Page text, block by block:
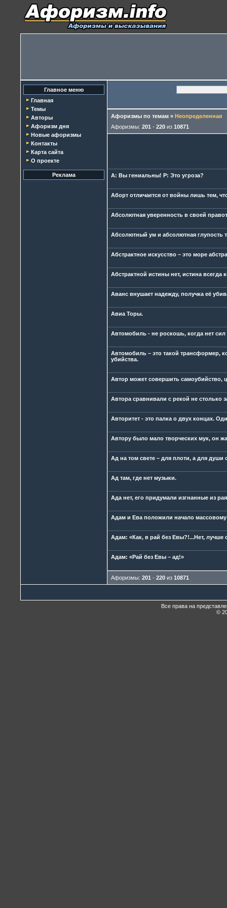
Главное меню
Главная
Темы
Авторы
Афоризм дня
Новые афоризмы
Контакты
Карта сайта
О проекте
Реклама
Афоризмы по темам » Неопределенная
Афоризмы: 201 - 220 из 10871
А: Вы гениальны! Р: Это угроза?
Аборт отличается от войны лишь тем,
Абсолютная уверенность в своей
Абсолютный ум и абсолютная глупость
Абстрактное искусство – это море
Абстрактной истины нет, истина всегда
Аванс внушает надежду, получка её
Авиа Торы.
Автомобиль - не роскошь, когда нет
Автомобиль – это такой трансформер,
убийства.
Автор может совершить самоубийство,
Автора сравнивали с рекой не столько
Авторитет - это палка о двух концах.
Автору было мало творческих мук, он
Ад на том свете – для плоти, а для души
Ад там, где нет музыки.
Ада нет, его придумали изгнанные из
Адам и Ева положили начало массовому
Адам: «Как, в рай без Евы?!...Нет, лучше
Адам: «Рай без Евы – ад!»
Афоризмы: 201 - 220 из 10871
Все права на
©